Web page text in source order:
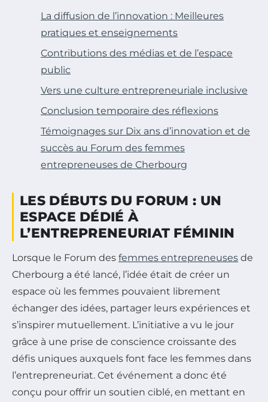
La diffusion de l’innovation : Meilleures
pratiques et enseignements
Contributions des médias et de l’espace
public
Vers une culture entrepreneuriale inclusive
Conclusion temporaire des réflexions
Témoignages sur Dix ans d’innovation et de
succès au Forum des femmes
entrepreneuses de Cherbourg
LES DÉBUTS DU FORUM : UN
ESPACE DÉDIÉ À
L’ENTREPRENEURIAT FÉMININ
Lorsque le Forum des femmes entrepreneuses de
Cherbourg a été lancé, l’idée était de créer un
espace où les femmes pouvaient librement
échanger des idées, partager leurs expériences et
s’inspirer mutuellement. L’initiative a vu le jour
grâce à une prise de conscience croissante des
défis uniques auxquels font face les femmes dans
l’entrepreneuriat. Cet événement a donc été
conçu pour offrir un soutien ciblé, en mettant en